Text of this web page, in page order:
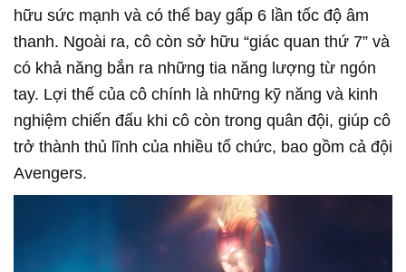
hữu sức mạnh và có thể bay gấp 6 lần tốc độ âm
thanh. Ngoài ra, cô còn sở hữu “giác quan thứ 7” và
có khả năng bắn ra những tia năng lượng từ ngón
tay. Lợi thế của cô chính là những kỹ năng và kinh
nghiệm chiến đấu khi cô còn trong quân đội, giúp cô
trở thành thủ lĩnh của nhiều tổ chức, bao gồm cả đội
Avengers.